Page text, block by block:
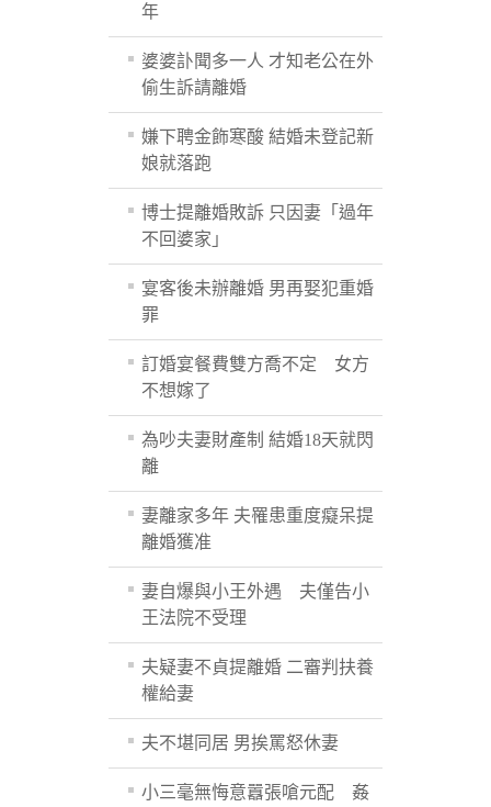
年
婆婆訃聞多一人 才知老公在外
偷生訴請離婚
嫌下聘金飾寒酸 結婚未登記新
娘就落跑
博士提離婚敗訴 只因妻「過年
不回婆家」
宴客後未辦離婚 男再娶犯重婚
罪
訂婚宴餐費雙方喬不定 女方
不想嫁了
為吵夫妻財產制 結婚18天就閃
離
妻離家多年 夫罹患重度癡呆提
離婚獲准
妻自爆與小王外遇 夫僅告小
王法院不受理
夫疑妻不貞提離婚 二審判扶養
權給妻
夫不堪同居 男挨罵怒休妻
小三毫無悔意囂張嗆元配 姦